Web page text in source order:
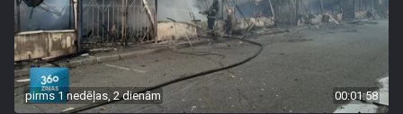
pirms 1 nedēļas, 2 dienām 00:01:58